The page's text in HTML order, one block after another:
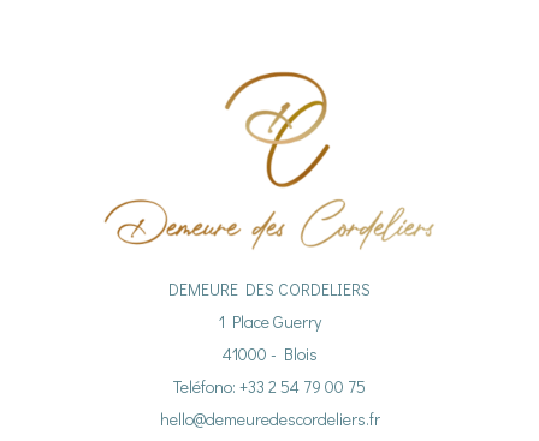
DEMEURE DES CORDELIERS
1 Place Guerry
41000 - Blois
Teléfono: +33 2 54 79 00 75
hello@demeuredescordeliers.fr